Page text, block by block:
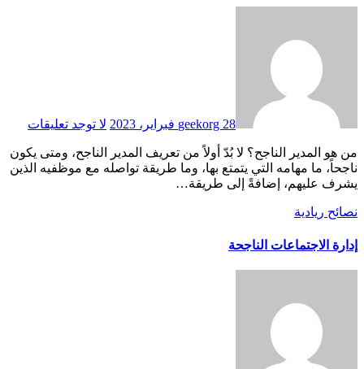
geekorg 28 فبراير، 2023 لا توجد تعليقات
من هو المدير الناجح؟ لا بُدّ أولاً من تعريف المدير الناجح، ومتى يكون
ناجحاً، ما مهامه التي يتمتع بها، وما طريقة تواصله مع موظفيه الذين
يشرف عليهم، إضافةً إلى طريقة…
نصائح ريادية
إدارة الاجتماعات الناجحة